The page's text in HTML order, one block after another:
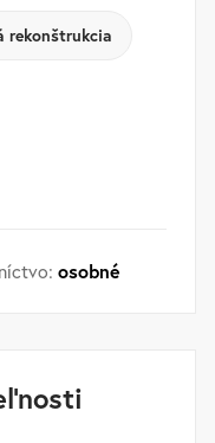
rekonštrukcia
osobné